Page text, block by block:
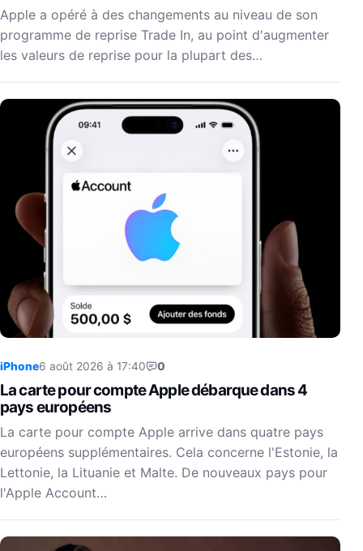
Apple a opéré à des changements au niveau de son
programme de reprise Trade In, au point d'augmenter
les valeurs de reprise pour la plupart des…
iPhone6 août 2026 à 17:40 0
La carte pour compte Apple débarque dans 4
pays européens
La carte pour compte Apple arrive dans quatre pays
européens supplémentaires. Cela concerne l'Estonie, la
Lettonie, la Lituanie et Malte. De nouveaux pays pour
l'Apple Account…